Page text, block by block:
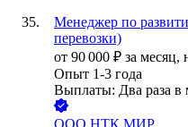
Менеджер по
перевозки)
от 90 000 ₽ за месяц,
Опыт 1-3 года
Выплаты: Два раза в